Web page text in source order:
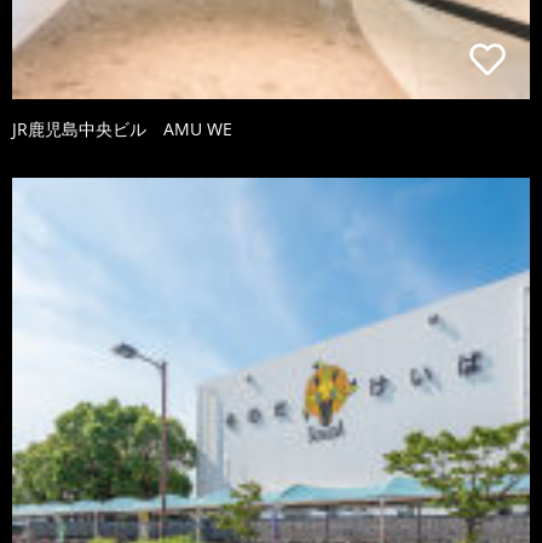
JR鹿児島中央ビル AMU WE